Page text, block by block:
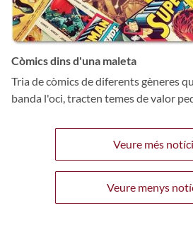
Còmics dins d'una maleta
Tria de còmics de diferents gèneres
banda l'oci, tracten temes de valor
Veure més
Veure menys